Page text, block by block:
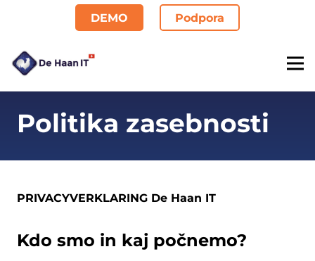
DEMO Podpora
Politika zasebnosti
PRIVACYVERKLARING De Haan IT
Kdo smo in kaj počnemo?